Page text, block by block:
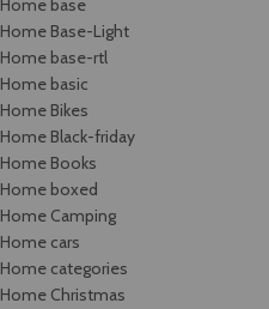
Home base
Home Base-Light
Home base-rtl
Home basic
Home Bikes
Home Black-friday
Home Books
Home boxed
Home Camping
Home cars
Home categories
Home Christmas